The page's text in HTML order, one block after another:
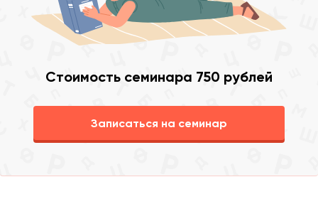
Стоимость семинара 750 рублей
Записаться на семинар